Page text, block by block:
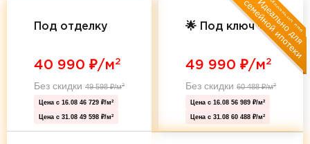
Под отделку
40 990 ₽/м2
Без скидки 49 598₽/м2
Цена с 16.08 46 729 ₽/м2
Цена с 31.08 49 598 ₽/м2
🌟 Под ключ 🌟
49 990 ₽/м2
Без скидки 60 488₽/м2
Цена с 16.08 56 989 ₽/м2
Цена с 31.08 60 488 ₽/м2